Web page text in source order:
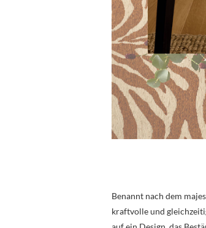
Benannt nach dem
kraftvolle und